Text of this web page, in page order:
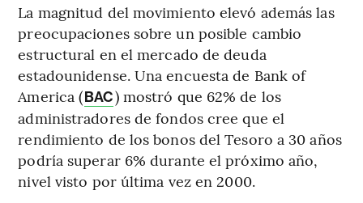
La magnitud del movimiento elevó además las
preocupaciones sobre un posible cambio
estructural en el mercado de deuda
estadounidense. Una encuesta de Bank of
America (BAC) mostró que 62% de los
administradores de fondos cree que el
rendimiento de los bonos del Tesoro a 30 años
podría superar 6% durante el próximo año,
nivel visto por última vez en 2000.